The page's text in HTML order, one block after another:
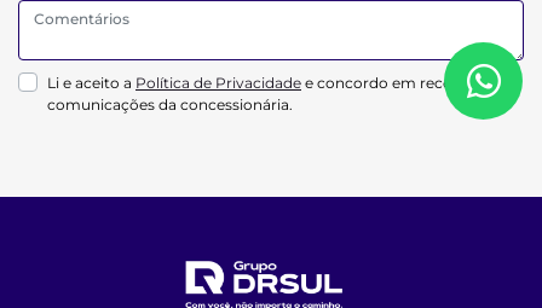
Li e aceito a Política de Privacidade e concordo em receber
comunicações da concessionária.